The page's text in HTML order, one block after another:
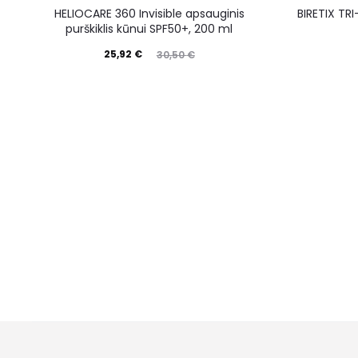
HELIOCARE 360 Invisible apsauginis
purškiklis kūnui SPF50+, 200 ml
30,50€
25,92 €
BIRETIX